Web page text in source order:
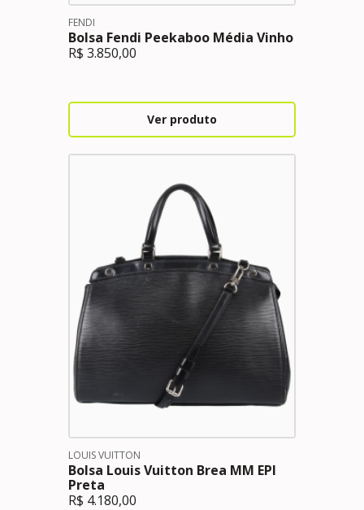
FENDI
Bolsa Fendi Peekaboo Média Vinho
R$ 3.850,00
Ver produto
LOUIS VUITTON
Bolsa Louis Vuitton Brea MM EPI
Preta
R$ 4.180,00